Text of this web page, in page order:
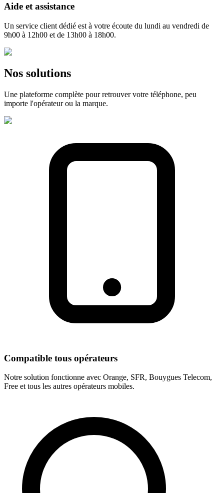
Aide et assistance
Un service client dédié est à votre écoute du lundi au vendredi de
9h00 à 12h00 et de 13h00 à 18h00.
Nos solutions
Une plateforme complète pour retrouver votre téléphone, peu
importe l'opérateur ou la marque.
Compatible tous opérateurs
Notre solution fonctionne avec Orange, SFR, Bouygues Telecom,
Free et tous les autres opérateurs mobiles.